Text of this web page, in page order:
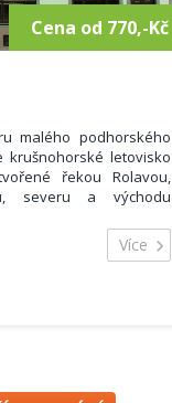
Cena od 770,-Kč
malého podhorského
krušnohorské letovisko
řekou Rolavou,
severu a východu
z toho se hosté mohou
a 2 apartmánech.
– 15 km a okolí).
Více